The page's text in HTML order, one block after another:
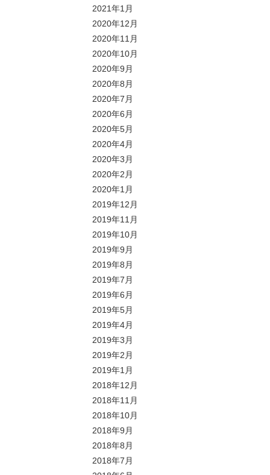
2021年1月
2020年12月
2020年11月
2020年10月
2020年9月
2020年8月
2020年7月
2020年6月
2020年5月
2020年4月
2020年3月
2020年2月
2020年1月
2019年12月
2019年11月
2019年10月
2019年9月
2019年8月
2019年7月
2019年6月
2019年5月
2019年4月
2019年3月
2019年2月
2019年1月
2018年12月
2018年11月
2018年10月
2018年9月
2018年8月
2018年7月